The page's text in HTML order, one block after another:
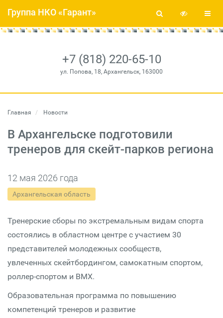
+7 (818) 220-65-10
ул. Попова, 18, Архангельск, 163000
Группа НКО «Гарант»
Главная Новости
В Архангельске подготовили
тренеров для скейт-парков региона
12 мая 2026 года
Архангельская область
Тренерские сборы по экстремальным видам спорта
состоялись в областном центре с участием 30
представителей молодежных сообществ,
увлеченных скейтбордингом, самокатным спортом,
роллер-спортом и BMX.
Образовательная программа по повышению
компетенций тренеров и развитие